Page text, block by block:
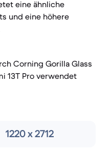
eine ähnliche
und eine höhere
Corning Gorilla Glass
13T Pro verwendet
1220 x 2712